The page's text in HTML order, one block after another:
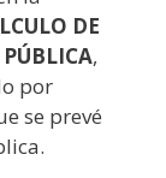
DE
,
por
se prevé